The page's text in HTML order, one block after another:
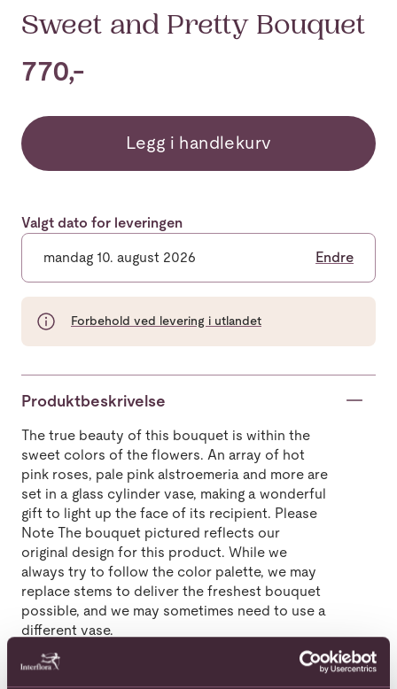
Sweet and Pretty Bouquet
770,-
Legg i handlekurv
Valgt dato for leveringen
mandag 10. august 2026 Endre
Forbehold ved levering i utlandet
Produktbeskrivelse
The true beauty of this bouquet is within the
sweet colors of the flowers. An array of hot
pink roses, pale pink alstroemeria and more are
set in a glass cylinder vase, making a wonderful
gift to light up the face of its recipient. Please
Note The bouquet pictured reflects our
original design for this product. While we
always try to follow the color palette, we may
replace stems to deliver the freshest bouquet
possible, and we may sometimes need to use a
different vase.